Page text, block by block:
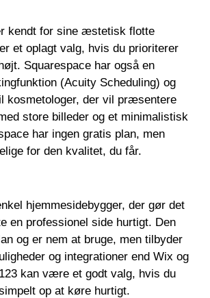
kendt for sine æstetisk flotte
et oplagt valg, hvis du prioriterer
Squarespace har også en
(Acuity Scheduling) og
kosmetologer, der vil præsentere
store billeder og et minimalistisk
har ingen gratis plan, men
for den kvalitet, du får.
hjemmesidebygger, der gør det
en professionel side hurtigt. Den
og er nem at bruge, men tilbyder
og integrationer end Wix og
kan være et godt valg, hvis du
op at køre hurtigt.